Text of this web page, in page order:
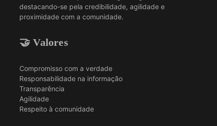
destacando-se pela credibilidade, agilidade e
proximidade com a comunidade.
🤝 Valores
Compromisso com a verdade
Responsabilidade na informação
Transparência
Agilidade
Respeito à comunidade